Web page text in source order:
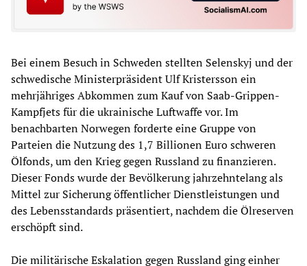
Bei einem Besuch in Schweden stellten Selenskyj und der
schwedische Ministerpräsident Ulf Kristersson ein
mehrjähriges Abkommen zum Kauf von Saab-Grippen-
Kampfjets für die ukrainische Luftwaffe vor. Im
benachbarten Norwegen forderte eine Gruppe von
Parteien die Nutzung des 1,7 Billionen Euro schweren
Ölfonds, um den Krieg gegen Russland zu finanzieren.
Dieser Fonds wurde der Bevölkerung jahrzehntelang als
Mittel zur Sicherung öffentlicher Dienstleistungen und
des Lebensstandards präsentiert, nachdem die Ölreserven
erschöpft sind.
Die militärische Eskalation gegen Russland ging einher